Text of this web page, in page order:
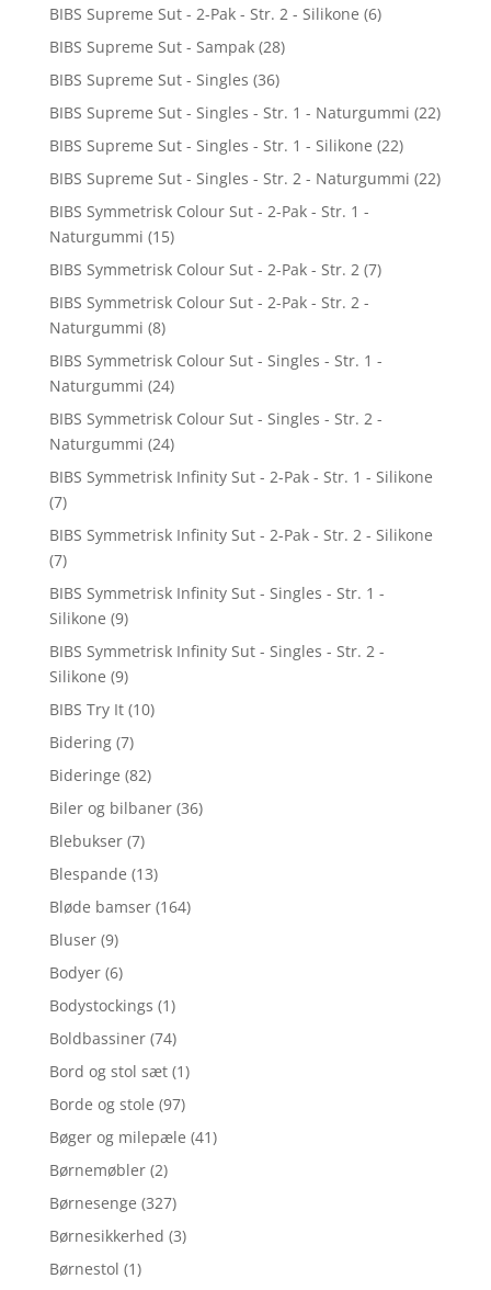
BIBS Supreme Sut - 2-Pak - Str. 2 - Silikone (6)
BIBS Supreme Sut - Sampak (28)
BIBS Supreme Sut - Singles (36)
BIBS Supreme Sut - Singles - Str. 1 - Naturgummi (22)
BIBS Supreme Sut - Singles - Str. 1 - Silikone (22)
BIBS Supreme Sut - Singles - Str. 2 - Naturgummi (22)
BIBS Symmetrisk Colour Sut - 2-Pak - Str. 1 -
Naturgummi (15)
BIBS Symmetrisk Colour Sut - 2-Pak - Str. 2 (7)
BIBS Symmetrisk Colour Sut - 2-Pak - Str. 2 -
Naturgummi (8)
BIBS Symmetrisk Colour Sut - Singles - Str. 1 -
Naturgummi (24)
BIBS Symmetrisk Colour Sut - Singles - Str. 2 -
Naturgummi (24)
BIBS Symmetrisk Infinity Sut - 2-Pak - Str. 1 - Silikone
(7)
BIBS Symmetrisk Infinity Sut - 2-Pak - Str. 2 - Silikone
(7)
BIBS Symmetrisk Infinity Sut - Singles - Str. 1 -
Silikone (9)
BIBS Symmetrisk Infinity Sut - Singles - Str. 2 -
Silikone (9)
BIBS Try It (10)
Bidering (7)
Bideringe (82)
Biler og bilbaner (36)
Blebukser (7)
Blespande (13)
Bløde bamser (164)
Bluser (9)
Bodyer (6)
Bodystockings (1)
Boldbassiner (74)
Bord og stol sæt (1)
Borde og stole (97)
Bøger og milepæle (41)
Børnemøbler (2)
Børnesenge (327)
Børnesikkerhed (3)
Børnestol (1)